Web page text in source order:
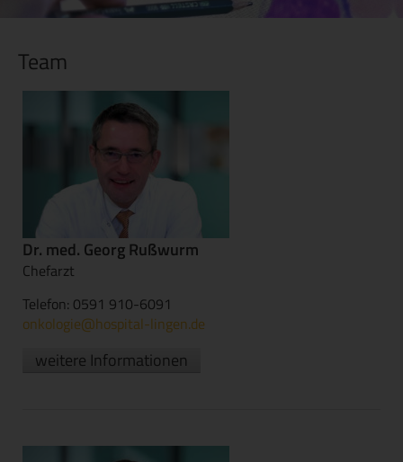
Team
Dr. med. Georg Rußwurm
Chefarzt
Telefon: 0591 910-6091
onkologie@hospital-lingen.de
weitere Informationen